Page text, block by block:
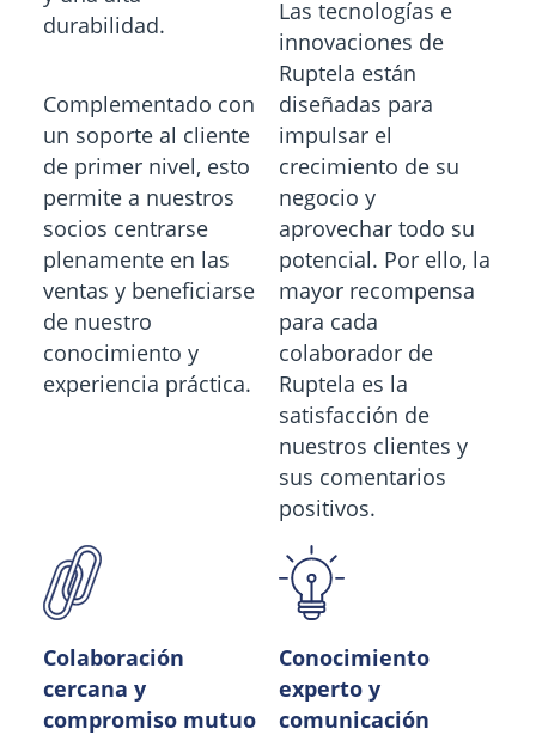
durabilidad.
Complementado con
un soporte al cliente
de primer nivel, esto
permite a nuestros
socios centrarse
plenamente en las
ventas y beneficiarse
de nuestro
conocimiento y
experiencia práctica.
Las tecnologías e
innovaciones de
Ruptela están
diseñadas para
impulsar el
crecimiento de su
negocio y
aprovechar todo su
potencial. Por ello, la
mayor recompensa
para cada
colaborador de
Ruptela es la
satisfacción de
nuestros clientes y
sus comentarios
positivos.
Colaboración
cercana y
compromiso mutuo
Conocimiento
experto y
comunicación